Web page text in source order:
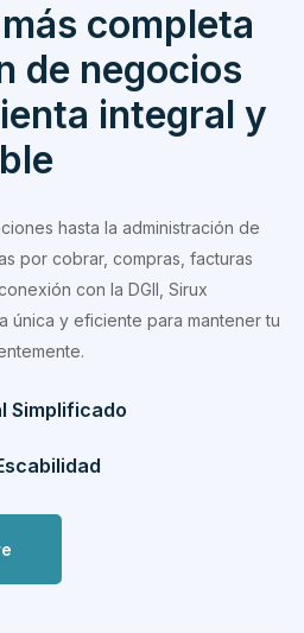
completa
de negocios
integral y
hasta la administración de
por cobrar, compras, facturas
con la DGII, Sirux
única y eficiente para mantener tu
Simplificado